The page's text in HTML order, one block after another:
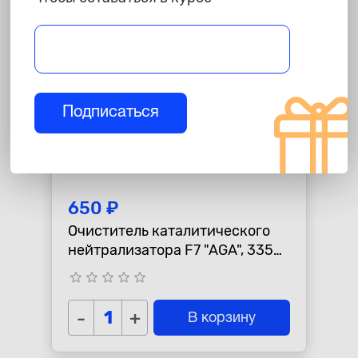
650 ₽
Очиститель каталитического
нейтрализатора F7 "AGA", 335
мл
star_border star_border star_border star_border star_border
- + В корзину
Подписаться